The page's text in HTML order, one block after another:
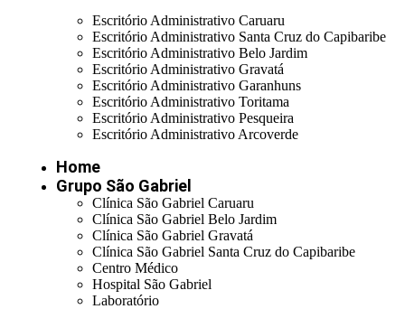
Escritório Administrativo Caruaru
Escritório Administrativo Santa Cruz do Capibaribe
Escritório Administrativo Belo Jardim
Escritório Administrativo Gravatá
Escritório Administrativo Garanhuns
Escritório Administrativo Toritama
Escritório Administrativo Pesqueira
Escritório Administrativo Arcoverde
Home
Grupo São Gabriel
Clínica São Gabriel Caruaru
Clínica São Gabriel Belo Jardim
Clínica São Gabriel Gravatá
Clínica São Gabriel Santa Cruz do Capibaribe
Centro Médico
Hospital São Gabriel
Laboratório